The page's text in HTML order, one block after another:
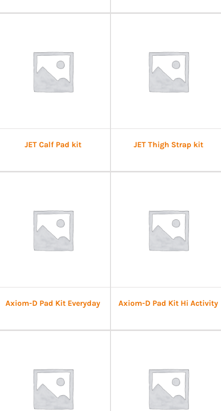
JET Calf Pad kit JET Thigh Strap kit
Axiom-D Pad Kit Everyday Axiom-D Pad Kit Hi Activity